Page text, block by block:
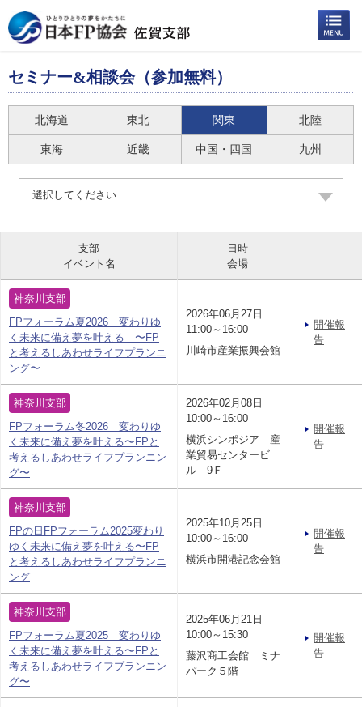
セミナー&相談会（参加無料）
北海道 東北 関東 北陸
東海 近畿 中国・四国 九州
選択してください
支部
イベント名
日時
会場
神奈川支部
FPフォーラム夏2026 変わりゆ
く未来に備え夢を叶える 〜FP
と考えるしあわせライフプランニ
ング〜
2026年06月27日
11:00～16:00
川崎市産業振興会館
開催報
告
神奈川支部
FPフォーラム冬2026 変わりゆ
く未来に備え夢を叶える〜FPと
考えるしあわせライフプランニン
グ〜
2026年02月08日
10:00～16:00
横浜シンポジア 産
業貿易センタービ
ル 9Ｆ
開催報
告
神奈川支部
FPの日FPフォーラム2025変わり
ゆく未来に備え夢を叶える〜FP
と考えるしあわせライフプランニ
ング
2025年10月25日
10:00～16:00
横浜市開港記念会館
開催報
告
神奈川支部
FPフォーラム夏2025 変わりゆ
く未来に備え夢を叶える〜FPと
考えるしあわせライフプランニン
グ〜
2025年06月21日
10:00～15:30
藤沢商工会館 ミナ
パーク５階
開催報
告